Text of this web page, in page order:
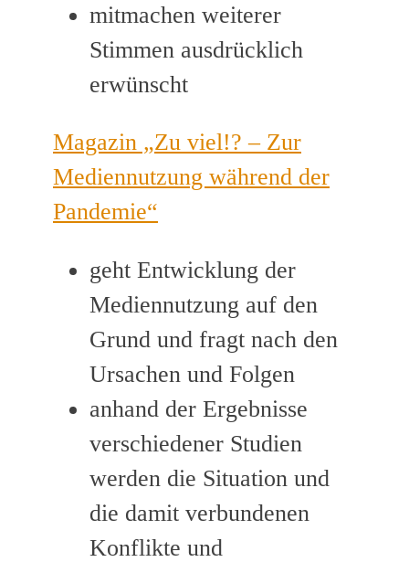
mitmachen weiterer
Stimmen ausdrücklich
erwünscht
Magazin „Zu viel!? – Zur
Mediennutzung während der
Pandemie“
geht Entwicklung der
Mediennutzung auf den
Grund und fragt nach den
Ursachen und Folgen
anhand der Ergebnisse
verschiedener Studien
werden die Situation und
die damit verbundenen
Konflikte und